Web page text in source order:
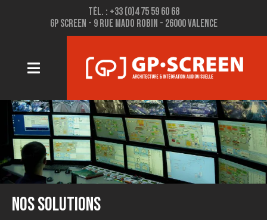
Tél. : +33 (0)4 75 59 60 68
GP Screen - 9 rue mado robin - 26000 valence
Nos solutions